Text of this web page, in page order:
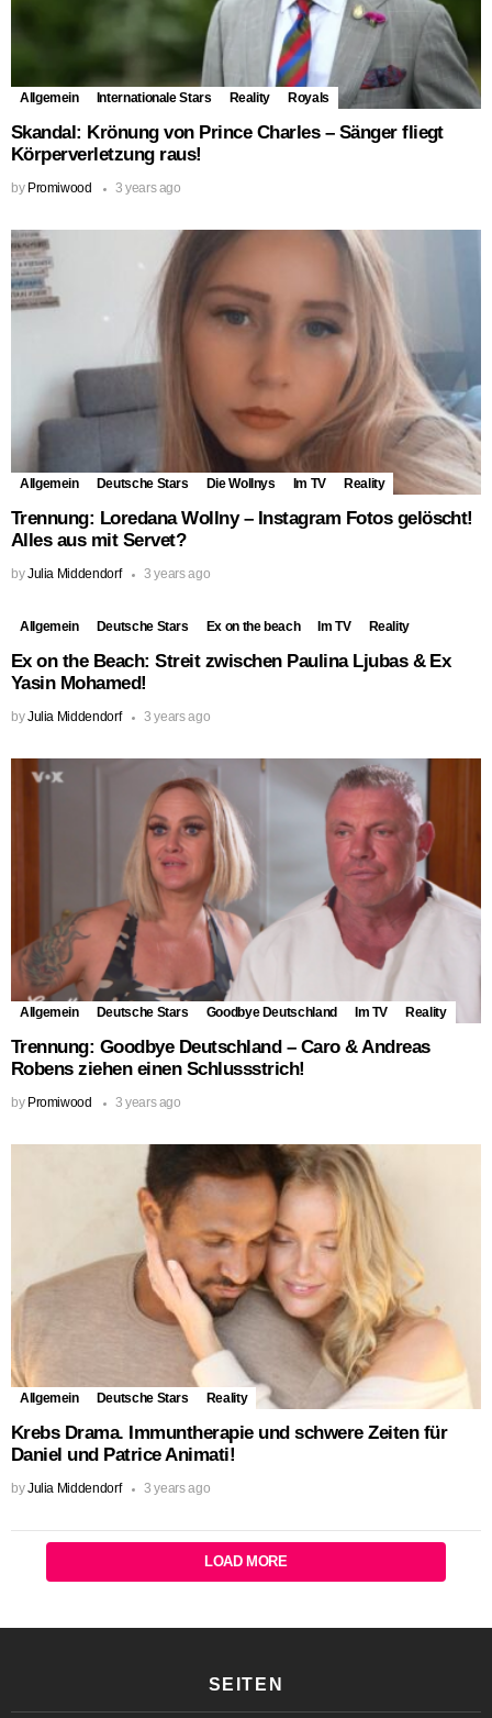
Allgemein Internationale Stars Reality Royals
Skandal: Krönung von Prince Charles – Sänger fliegt
Körperverletzung raus!
by Promiwood 3 years ago
Allgemein Deutsche Stars Die Wollnys Im TV Reality
Trennung: Loredana Wollny – Instagram Fotos gelöscht!
Alles aus mit Servet?
byJulia Middendorf 3 years ago
Allgemein Deutsche Stars Ex on the beach Im TV Reality
Ex on the Beach: Streit zwischen Paulina Ljubas & Ex
Yasin Mohamed!
byJulia Middendorf 3 years ago
Allgemein Deutsche Stars Goodbye Deutschland Im TV Reality
Trennung: Goodbye Deutschland – Caro & Andreas
Robens ziehen einen Schlussstrich!
by Promiwood 3 years ago
Allgemein Deutsche Stars Reality
Krebs Drama. Immuntherapie und schwere Zeiten für
Daniel und Patrice Animati!
byJulia Middendorf 3 years ago
LOAD MORE
SEITEN